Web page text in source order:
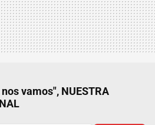
vamos", NUESTRA